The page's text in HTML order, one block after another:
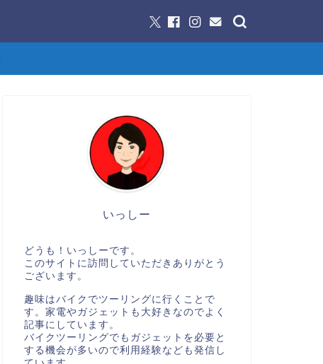
いっしー
どうも！いっしーです。
このサイトに訪問していただきありがとう
ございます。
趣味はバイクでツーリングに行くことで
す。家電やガジェットも大好きなのでよく
記事にしています。
バイクツーリングでもガジェットを必要と
する機会が多いので利用経験なども発信し